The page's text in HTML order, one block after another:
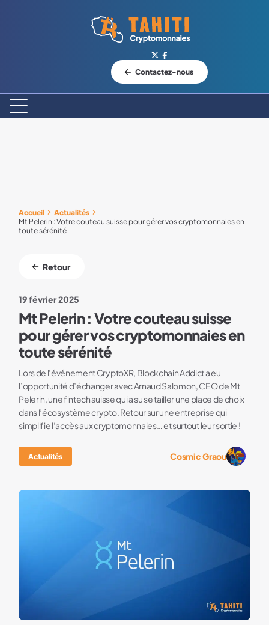
Logo Tahiti-Cryptomonnaies.com
Contactez-nous
Accueil
Actualités
Mt Pelerin : Votre couteau suisse pour gérer vos cryptomonnaies en
toute sérénité
Retour
19 février 2025
Mt Pelerin : Votre couteau suisse
pour gérer vos cryptomonnaies en
toute sérénité
Lors de l’événement CryptoXR, Blockchain Addict a eu
l’opportunité d’échanger avec Arnaud Salomon, CEO de Mt
Pelerin, une fintech suisse qui a su se tailler une place de choix
dans l’écosystème crypto. Retour sur une entreprise qui
simplifie l’accès aux cryptomonnaies… et surtout leur sortie !
Actualités Cosmic Graou